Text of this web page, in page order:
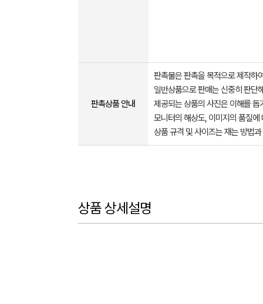
판촉상품 안내
판촉물은 판촉을 목적으로 제작하
일반상품으로 판매는 신중히 판단
제공되는 상품의 사진은 이해를
모니터의 해상도, 이미지의 품질
상품 규격 및 사이즈는 재는 방법
상품 상세설명